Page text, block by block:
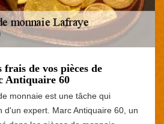
frais de vos pièces de
Antiquaire 60
monnaie est une tâche qui
d'un expert. Marc Antiquaire 60, un